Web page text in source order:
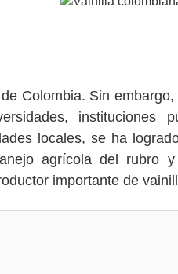
Colombia. Sin
instituciones
locales, se ha
agrícola del rubro
importante de